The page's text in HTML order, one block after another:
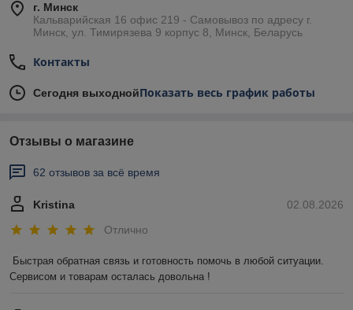
г. Минск
Кальварийская 16 офис 219 - Самовывоз по адресу г.
Минск, ул. Тимирязева 9 корпус 8, Минск, Беларусь
Контакты
Сегодня выходнойПоказать весь график работы
Отзывы о магазине
62 отзывов за всё время
02.08.2026
Kristina
Отлично
Быстрая обратная связь и готовность помочь в любой ситуации.
Сервисом и товарам осталась довольна !